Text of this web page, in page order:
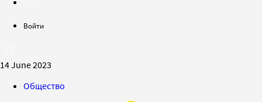
Войти
14 June 2023
Общество